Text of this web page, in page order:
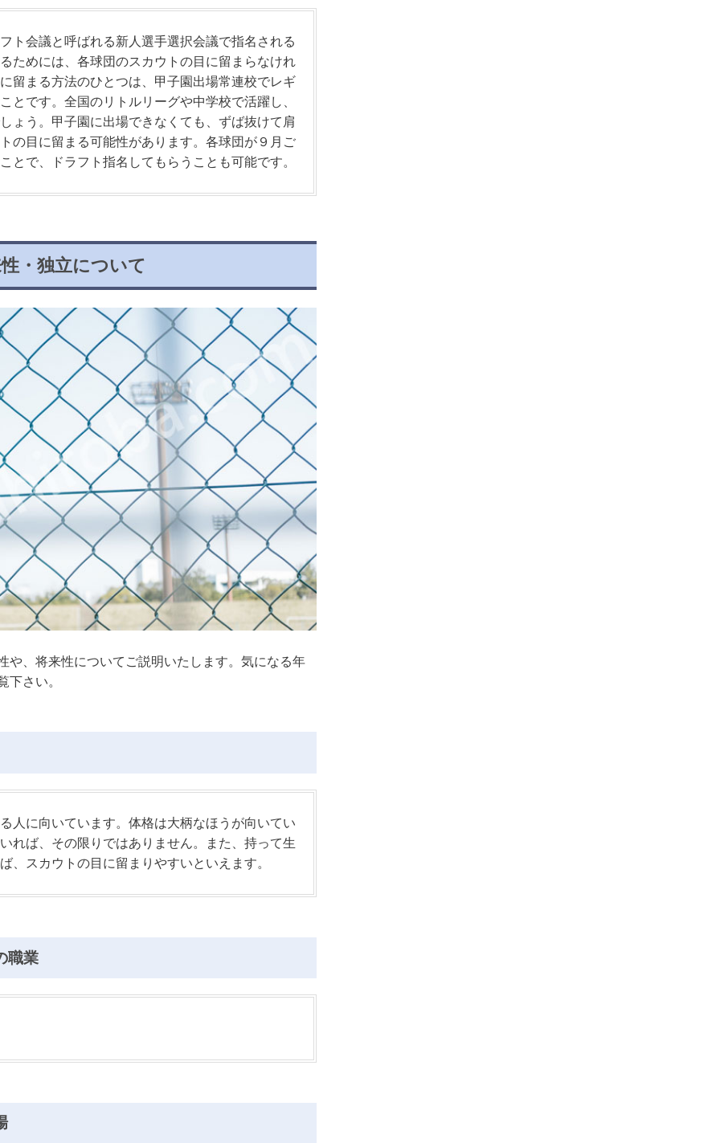
ト会議と呼ばれる新人選手選択会議で指名される
ためには、各球団のスカウトの目に留まらなけれ
留まる方法のひとつは、甲子園出場常連校でレギ
とです。全国のリトルリーグや中学校で活躍し、
ょう。甲子園に出場できなくても、ずば抜けて肩
の目に留まる可能性があります。各球団が９月ご
とで、ドラフト指名してもらうことも可能です。
・独立について
や、将来性についてご説明いたします。気になる年
下さい。
人に向いています。体格は大柄なほうが向いてい
れば、その限りではありません。また、持って生
、スカウトの目に留まりやすいといえます。
職業